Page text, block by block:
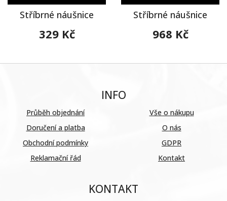
Stříbrné náušnice
329 Kč
Stříbrné náušnice
968 Kč
INFO
Průběh objednání
Doručení a platba
Obchodní podmínky
Reklamační řád
Vše o nákupu
O nás
GDPR
Kontakt
KONTAKT